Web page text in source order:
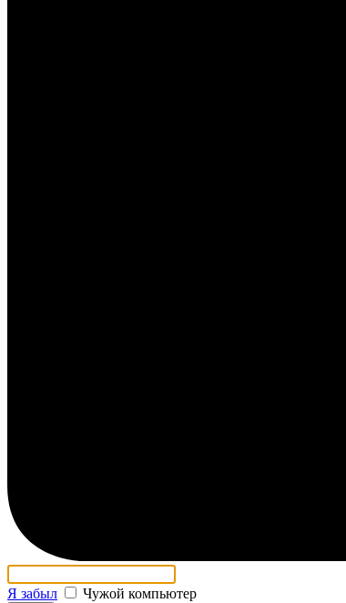
Я забыл Чужой компьютер